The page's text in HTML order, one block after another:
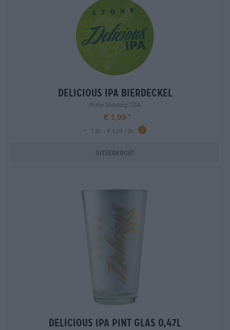
delicious ipa bierdeckel
Stone Brewing USA
€ 1,09
-
1 St. - € 1,09 / St.
Uitverkocht
delicious ipa pint glas 0,47l